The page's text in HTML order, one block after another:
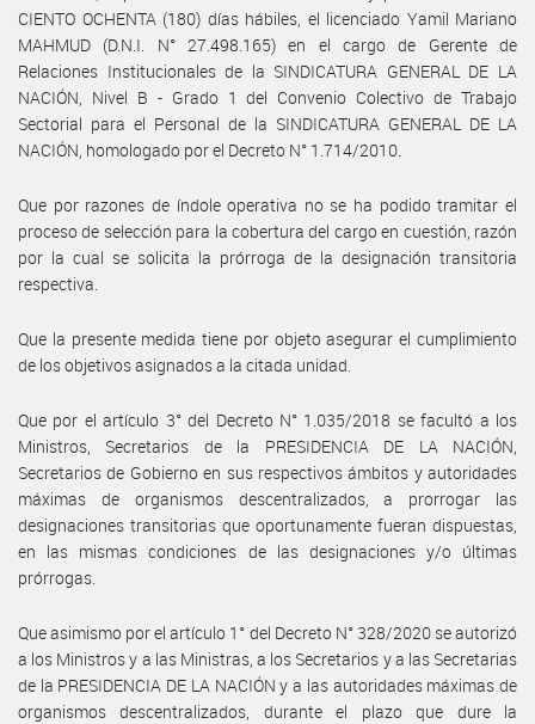
CIENTO OCHENTA (180) días hábiles, el licenciado Yamil Mariano
MAHMUD (D.N.I. N° 27.498.165) en el cargo de Gerente de
Relaciones Institucionales de la SINDICATURA GENERAL DE LA
NACIÓN, Nivel B - Grado 1 del Convenio Colectivo de Trabajo
Sectorial para el Personal de la SINDICATURA GENERAL DE LA
NACIÓN, homologado por el Decreto N° 1.714/2010.
Que por razones de índole operativa no se ha podido tramitar el
proceso de selección para la cobertura del cargo en cuestión, razón
por la cual se solicita la prórroga de la designación transitoria
respectiva.
Que la presente medida tiene por objeto asegurar el cumplimiento
de los objetivos asignados a la citada unidad.
Que por el artículo 3° del Decreto N° 1.035/2018 se facultó a los
Ministros, Secretarios de la PRESIDENCIA DE LA NACIÓN,
Secretarios de Gobierno en sus respectivos ámbitos y autoridades
máximas de organismos descentralizados, a prorrogar las
designaciones transitorias que oportunamente fueran dispuestas,
en las mismas condiciones de las designaciones y/o últimas
prórrogas.
Que asimismo por el artículo 1° del Decreto N° 328/2020 se autorizó
a los Ministros y a las Ministras, a los Secretarios y a las Secretarias
de la PRESIDENCIA DE LA NACIÓN y a las autoridades máximas de
organismos descentralizados, durante el plazo que dure la